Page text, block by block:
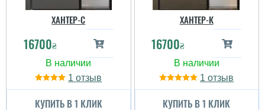
ХАНТЕР-С
16700₴
1
ХАНТЕР-К
16700₴
1